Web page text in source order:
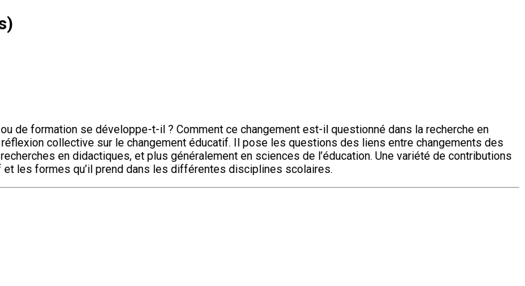
de formation se développe-t-il ? Comment ce changement est-il questionné dans la recherche en
collective sur le changement éducatif. Il pose les questions des liens entre changements des
en didactiques, et plus généralement en sciences de l’éducation. Une variété de contributions
les formes qu’il prend dans les différentes disciplines scolaires.